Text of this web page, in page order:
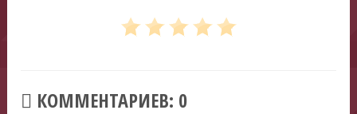
КОММЕНТАРИЕВ: 0